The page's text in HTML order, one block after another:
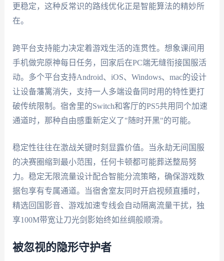
更稳定，这种反常识的路线优化正是智能算法的精妙所
在。
跨平台支持能力决定着游戏生活的连贯性。想象课间用
手机做完原神每日任务，回家后在PC端无缝衔接国服活
动。多个平台支持Android、iOS、Windows、mac的设计
让设备藩篱消失，支持一人多端设备同时用的特性更打
破传统限制。宿舍里的Switch和客厅的PS5共用同个加速
通道时，那种自由感重新定义了"随时开黑"的可能。
稳定性往往在激战关键时刻显露价值。当永劫无间国服
的决赛圈缩到最小范围，任何卡顿都可能葬送整局努
力。稳定无限流量设计配合智能分流策略，确保游戏数
据包享有专属通道。当宿舍室友同时开启视频直播时，
精选回国影音、游戏加速专线会自动隔离流量干扰，独
享100M带宽让刀光剑影始终如丝绸般顺滑。
被忽视的隐形守护者